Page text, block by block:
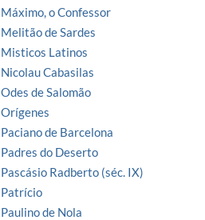
Máximo, o Confessor
Melitão de Sardes
Misticos Latinos
Nicolau Cabasilas
Odes de Salomão
Orígenes
Paciano de Barcelona
Padres do Deserto
Pascásio Radberto (séc. IX)
Patrício
Paulino de Nola